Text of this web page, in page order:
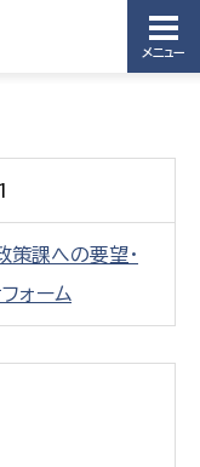
メニュー
策課への要望・
ォーム